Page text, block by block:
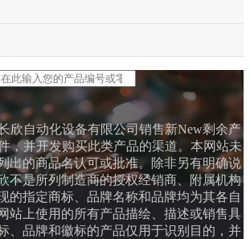
欣自动化设备有限公司销售新New剩余产
，并开发购买此类产品的渠道。本网站未
出的商品名认可或批准。除非另有明确说
不是所列制造商的授权经销商、附属机构
的指定商标、品牌名称和品牌均为其各自
站上使用的所有产品描绘、描述或销售具
、品牌和徽标的产品仅用于识别目的，并